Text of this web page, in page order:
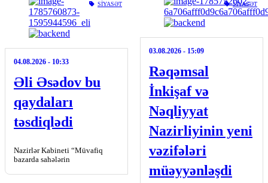
SIYASƏT
04.08.2026 - 10:33
Əli Əsədov bu
qaydaları
təsdiqlədi
Nazirlər Kabineti “Müvafiq
bazarda sahələrin
müəyyən edilməsi Qaydası”nı
SIYASƏT
03.08.2026 - 15:09
Rəqəmsal
İnkişaf və
Nəqliyyat
Nazirliyinin yeni
vəzifələri
müəyyənləşdi